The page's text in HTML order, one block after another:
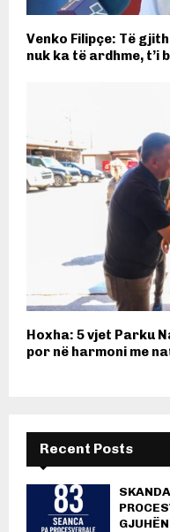
Venko Filipçe: Të
nuk ka të ardhme, t’i
Hoxha: 5 vjet Parku
por në harmoni me
Recent Posts